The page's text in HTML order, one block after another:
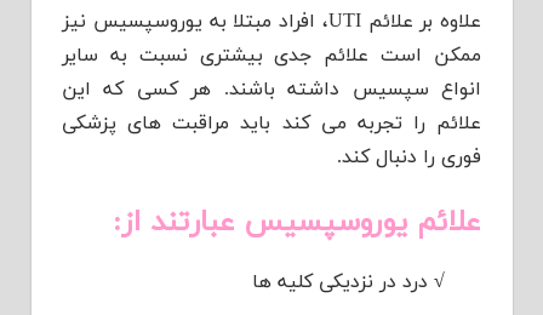
علاوه بر علائم UTI، افراد مبتلا به یوروسپسیس نیز
ممکن است علائم جدی بیشتری نسبت به سایر
انواع سپسیس داشته باشند. هر کسی که این
علائم را تجربه می کند باید مراقبت های پزشکی
فوری را دنبال کند.
علائم یوروسپسیس عبارتند از:
√ درد در نزدیکی کلیه ها